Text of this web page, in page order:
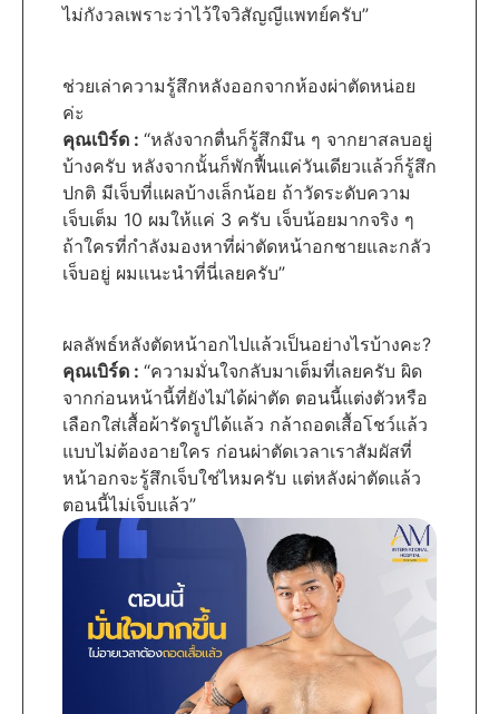
ไม่กังวลเพราะว่าไว้ใจวิสัญญีแพทย์ครับ”
ช่วยเล่าความรู้สึกหลังออกจากห้องผ่าตัดหน่อย
ค่ะ
คุณเบิร์ด : “หลังจากตื่นก็รู้สึกมึน ๆ จากยาสลบอยู่
บ้างครับ หลังจากนั้นก็พักฟื้นแค่วันเดียวแล้วก็รู้สึก
ปกติ มีเจ็บที่แผลบ้างเล็กน้อย ถ้าวัดระดับความ
เจ็บเต็ม 10 ผมให้แค่ 3 ครับ เจ็บน้อยมากจริง ๆ
ถ้าใครที่กำลังมองหาที่ผ่าตัดหน้าอกชายและกลัว
เจ็บอยู่ ผมแนะนำที่นี่เลยครับ”
ผลลัพธ์หลังตัดหน้าอกไปแล้วเป็นอย่างไรบ้างคะ?
คุณเบิร์ด : “ความมั่นใจกลับมาเต็มที่เลยครับ ผิด
จากก่อนหน้านี้ที่ยังไม่ได้ผ่าตัด ตอนนี้แต่งตัวหรือ
เลือกใส่เสื้อผ้ารัดรูปได้แล้ว กล้าถอดเสื้อโชว์แล้ว
แบบไม่ต้องอายใคร ก่อนผ่าตัดเวลาเราสัมผัสที่
หน้าอกจะรู้สึกเจ็บใช่ไหมครับ แต่หลังผ่าตัดแล้ว
ตอนนี้ไม่เจ็บแล้ว”